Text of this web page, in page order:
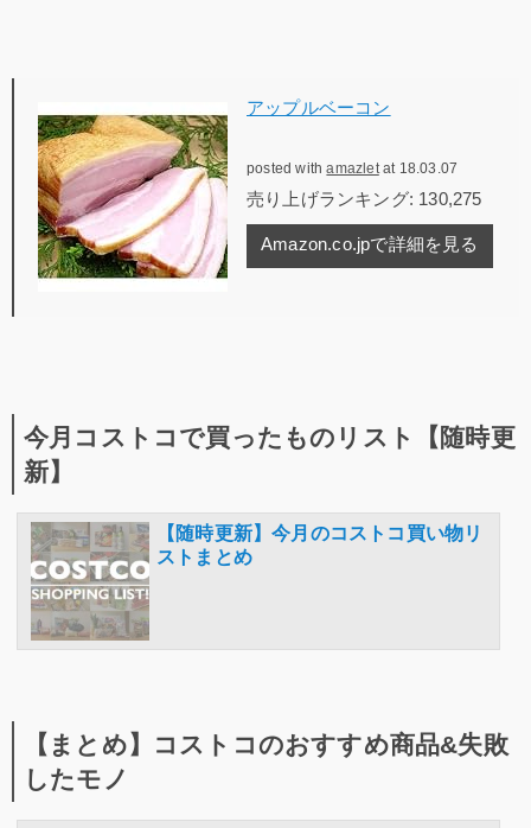
アップルベーコン
posted withamazletat 18.03.07
売り上げランキング: 130,275
Amazon.co.jpで詳細を見る
今月コストコで買ったものリスト【随時更
新】
【随時更新】今月のコストコ買い物リ
ストまとめ
【まとめ】コストコのおすすめ商品&失敗
したモノ